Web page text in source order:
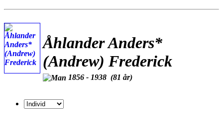
Åhlander Anders*
(Andrew) Frederick
1856 - 1938 (81 år)